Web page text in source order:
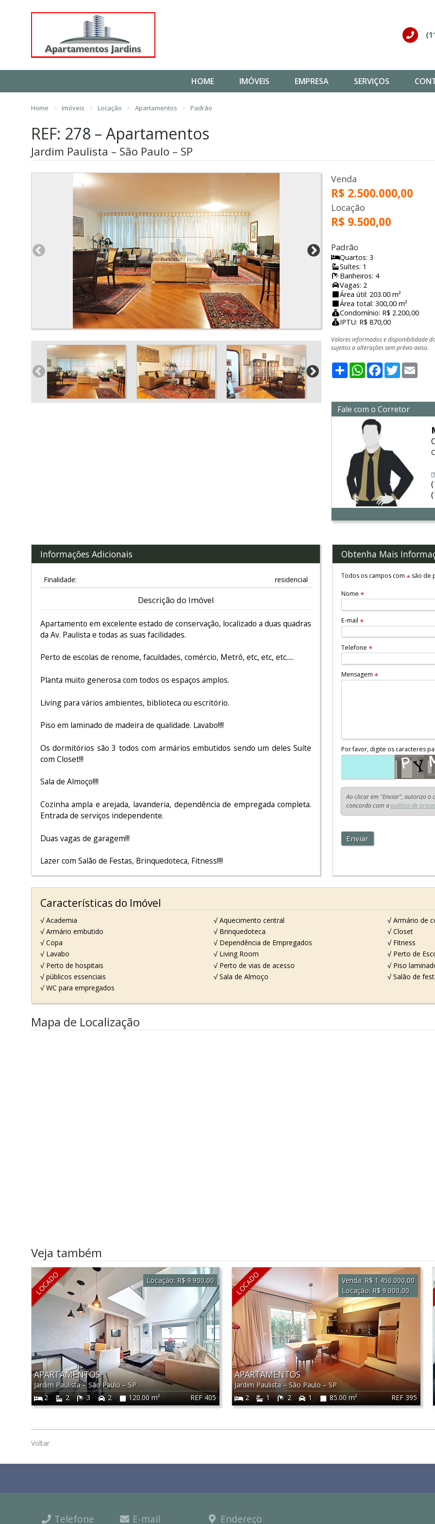
HOME IMÓVEIS EMPRESA SERVIÇOS
Home Imóveis Locação Apartamentos Padrão
REF: 278 – Apartamentos
Jardim Paulista – São Paulo – SP
Venda
R$ 2.500.000,00
Locação
R$ 9.500,00
Padrão
Quartos: 3
Suítes: 1
Banheiros: 4
Vagas: 2
Área útil: 203.00 m²
Área total: 300,00 m²
Condomínio: R$ 2.200,00
IPTU: R$ 870,00
Valores informados e disponibilidade
sujeitos a alterações sem prévio aviso.
ShareWhatsApp
Facebook
Twitter
Fale com o Corretor
Informações Adicionais
Finalidade: residencial
Descrição do Imóvel
Apartamento em excelente estado de conservação, localizado a duas quadras
da Av. Paulista e todas as suas facilidades.
Perto de escolas de renome, faculdades, comércio, Metrô, etc, etc, etc.....
Planta muito generosa com todos os espaços amplos.
Living para vários ambientes, biblioteca ou escritório.
Piso em laminado de madeira de qualidade. Lavabo!!!!
Os dormitórios são 3 todos com armários embutidos sendo um deles Suíte
com Closet!!!
Sala de Almoço!!!!
Cozinha ampla e arejada, lavanderia, dependência de empregada completa.
Entrada de serviços independente.
Duas vagas de garagem!!!
Lazer com Salão de Festas, Brinquedoteca, Fitness!!!!
Obtenha Mais
Todos os campos com *são de
Nome *
E-mail *
Telefone *
Mensagem *
Por favor, digite os caracteres
Ao clicar em "Enviar", autorizo o
concordo com apolítica de
Enviar
Características do Imóvel
√ Academia √ Aquecimento central
√ Armário de
√ Armário embutido
√ Brinquedoteca
√ Closet
√ Copa
√ Dependência de Empregados
√ Fitness
√ Lavabo
√ Living Room
√ Perto de
√ Perto de hospitais
√ Perto de vias de acesso
√ Piso
√ públicos essenciais
√ Sala de Almoço
√ Salão de
√ WC para empregados
Mapa de Localização
Veja também
LOCADO
REF 405
APARTAMENTOS
Jardim Paulista–São Paulo–SP
2
2 3 2 120.00 m²
Locação: R$ 9.900,00 LOCADO
REF 395
APARTAMENTOS
Jardim Paulista–São Paulo–SP
2
1 2 1 85.00 m²
Venda: R$ 1.450.000,00
Locação: R$ 9.000,00
Voltar
Telefone E-mail Endereço